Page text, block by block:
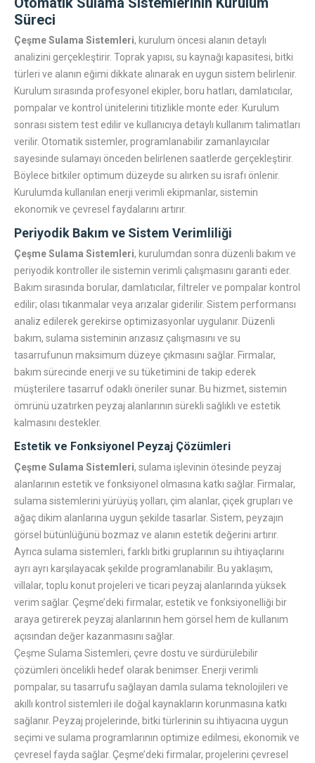
Süreci
Çeşme Sulama Sistemleri, kurulum öncesi alanın detaylı
analizini gerçekleştirir. Toprak yapısı, su kaynağı kapasitesi, bitki
türleri ve alanın eğimi dikkate alınarak en uygun sistem belirlenir.
Kurulum sırasında profesyonel ekipler, boru hatları, damlatıcılar,
pompalar ve kontrol ünitelerini titizlikle monte eder. Kurulum
sonrası sistem test edilir ve kullanıcıya detaylı kullanım talimatları
verilir. Otomatik sistemler, programlanabilir zamanlayıcılar
sayesinde sulamayı önceden belirlenen saatlerde gerçekleştirir.
Böylece bitkiler optimum düzeyde su alırken su israfı önlenir.
Kurulumda kullanılan enerji verimli ekipmanlar, sistemin
ekonomik ve çevresel faydalarını artırır.
Periyodik Bakım ve Sistem Verimliliği
Çeşme Sulama Sistemleri, kurulumdan sonra düzenli bakım ve
periyodik kontroller ile sistemin verimli çalışmasını garanti eder.
Bakım sırasında borular, damlatıcılar, filtreler ve pompalar kontrol
edilir; olası tıkanmalar veya arızalar giderilir. Sistem performansı
analiz edilerek gerekirse optimizasyonlar uygulanır. Düzenli
bakım, sulama sisteminin arızasız çalışmasını ve su
tasarrufunun maksimum düzeye çıkmasını sağlar. Firmalar,
bakım sürecinde enerji ve su tüketimini de takip ederek
müşterilere tasarruf odaklı öneriler sunar. Bu hizmet, sistemin
ömrünü uzatırken peyzaj alanlarının sürekli sağlıklı ve estetik
kalmasını destekler.
Estetik ve Fonksiyonel Peyzaj Çözümleri
Çeşme Sulama Sistemleri, sulama işlevinin ötesinde peyzaj
alanlarının estetik ve fonksiyonel olmasına katkı sağlar. Firmalar,
sulama sistemlerini yürüyüş yolları, çim alanlar, çiçek grupları ve
ağaç dikim alanlarına uygun şekilde tasarlar. Sistem, peyzajın
görsel bütünlüğünü bozmaz ve alanın estetik değerini artırır.
Ayrıca sulama sistemleri, farklı bitki gruplarının su ihtiyaçlarını
ayrı ayrı karşılayacak şekilde programlanabilir. Bu yaklaşım,
villalar, toplu konut projeleri ve ticari peyzaj alanlarında yüksek
verim sağlar. Çeşme’deki firmalar, estetik ve fonksiyonelliği bir
araya getirerek peyzaj alanlarının hem görsel hem de kullanım
açısından değer kazanmasını sağlar.
Çeşme Sulama Sistemleri, çevre dostu ve sürdürülebilir
çözümleri öncelikli hedef olarak benimser. Enerji verimli
pompalar, su tasarrufu sağlayan damla sulama teknolojileri ve
akıllı kontrol sistemleri ile doğal kaynakların korunmasına katkı
sağlanır. Peyzaj projelerinde, bitki türlerinin su ihtiyacına uygun
seçimi ve sulama programlarının optimize edilmesi, ekonomik ve
çevresel fayda sağlar. Çeşme’deki firmalar, projelerini çevresel